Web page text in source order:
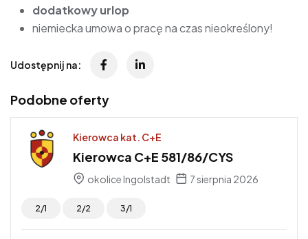
dodatkowy urlop
niemiecka umowa o pracę na czas nieokreślony!
Udostępnij na:
Podobne oferty
Kierowca kat. C+E
Kierowca C+E 581/86/CYS
okolice Ingolstadt 7 sierpnia 2026
2/1 2/2 3/1